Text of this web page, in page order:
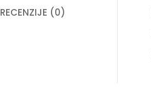
RECENZIJE (0)